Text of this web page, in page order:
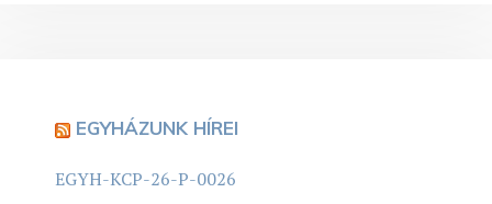
EGYHÁZUNK HÍREI
EGYH-KCP-26-P-0026